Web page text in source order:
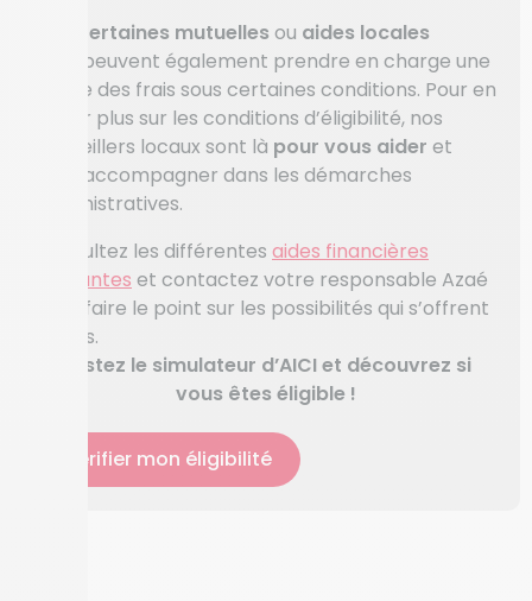
Certaines mutuelles ou aides locales
Elles peuvent également prendre en charge une
partie des frais sous certaines conditions. Pour en
savoir plus sur les conditions d’éligibilité, nos
conseillers locaux sont là pour vous aider et
vous accompagner dans les démarches
administratives.
Consultez les différentes aides financières
existantes et contactez votre responsable Azaé
pour faire le point sur les possibilités qui s’offrent
à vous.
Testez le simulateur d’AICI et découvrez si
vous êtes éligible !
Vérifier mon éligibilité